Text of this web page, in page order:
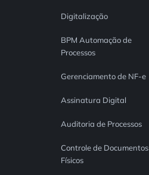
Digitalização
BPM Automação de
Processos
Gerenciamento de NF-e
Assinatura Digital
Auditoria de Processos
Controle de Documentos
Físicos